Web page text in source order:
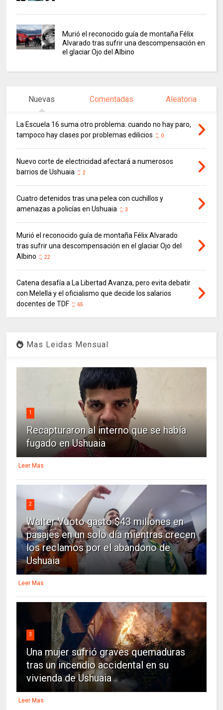
Murió el reconocido guía de montaña Félix
Alvarado tras sufrir una descompensación en
el glaciar Ojo del Albino
Nuevas Comentadas Aleatoria
La Escuela 16 suma otro problema: cuando no hay paro,
tampoco hay clases por problemas edilicios
0
Nuevo corte de electricidad afectará a numerosos
barrios de Ushuaia
2
Cuatro detenidos tras una pelea con cuchillos y
amenazas a policías en Ushuaia
3
Murió el reconocido guía de montaña Félix Alvarado
tras sufrir una descompensación en el glaciar Ojo del
Albino
22
Catena desafía a La Libertad Avanza, pero evita debatir
con Melella y el oficialismo que decide los salarios
docentes de TDF
65
Mas Leidas Mensual
1
Recapturaron al interno que se había
fugado en Ushuaia
Leer Mas
2
Walter Vuoto gastó $43 millones en
pasajes en un solo día mientras crecen
los reclamos por el abandono de
Ushuaia
Leer Mas
3
Una mujer sufrió graves quemaduras
tras un incendio accidental en su
vivienda de Ushuaia
Leer Mas